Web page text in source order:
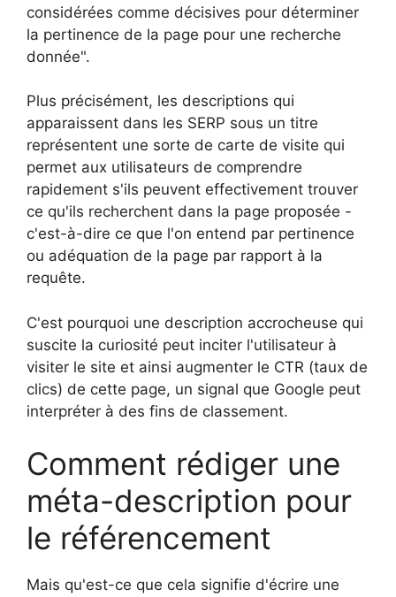
considérées comme décisives pour déterminer
la pertinence de la page pour une recherche
donnée".
Plus précisément, les descriptions qui
apparaissent dans les SERP sous un titre
représentent une sorte de carte de visite qui
permet aux utilisateurs de comprendre
rapidement s'ils peuvent effectivement trouver
ce qu'ils recherchent dans la page proposée -
c'est-à-dire ce que l'on entend par pertinence
ou adéquation de la page par rapport à la
requête.
C'est pourquoi une description accrocheuse qui
suscite la curiosité peut inciter l'utilisateur à
visiter le site et ainsi augmenter le CTR (taux de
clics) de cette page, un signal que Google peut
interpréter à des fins de classement.
Comment rédiger une
méta-description pour
le référencement
Mais qu'est-ce que cela signifie d'écrire une